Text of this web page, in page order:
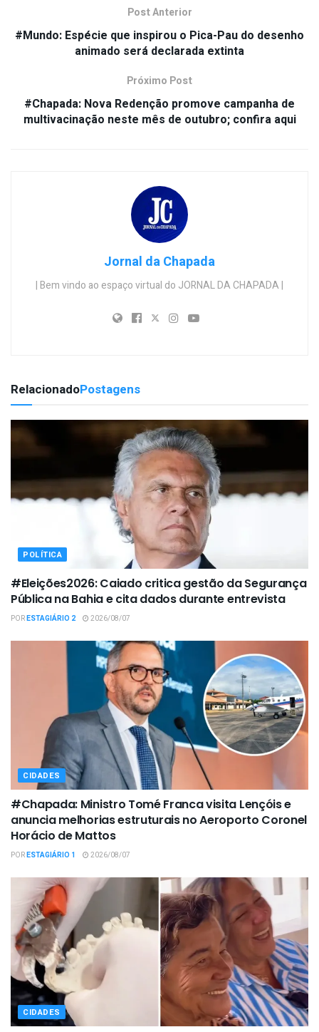
Post Anterior
#Mundo: Espécie que inspirou o Pica-Pau do desenho
animado será declarada extinta
Próximo Post
#Chapada: Nova Redenção promove campanha de
multivacinação neste mês de outubro; confira aqui
Jornal da Chapada
| Bem vindo ao espaço virtual do JORNAL DA CHAPADA |
RelacionadoPostagens
POLÍTICA
#Eleições2026: Caiado critica gestão da Segurança
Pública na Bahia e cita dados durante entrevista
PORESTAGIÁRIO 2 2026/08/07
CIDADES
#Chapada: Ministro Tomé Franca visita Lençóis e
anuncia melhorias estruturais no Aeroporto Coronel
Horácio de Mattos
PORESTAGIÁRIO 1 2026/08/07
CIDADES